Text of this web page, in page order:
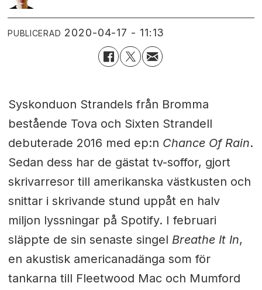
PUBLICERAD 2020-04-17 - 11:13
Syskonduon Strandels från Bromma
bestående Tova och Sixten Strandell
debuterade 2016 med ep:n Chance Of Rain.
Sedan dess har de gästat tv-soffor, gjort
skrivarresor till amerikanska västkusten och
snittar i skrivande stund uppåt en halv
miljon lyssningar på Spotify. I februari
släppte de sin senaste singel Breathe It In,
en akustisk americanadänga som för
tankarna till Fleetwood Mac och Mumford